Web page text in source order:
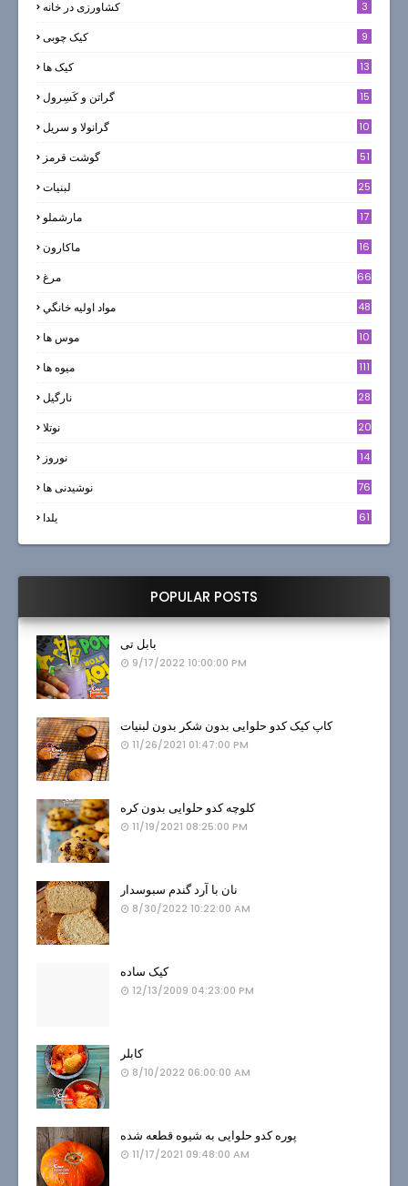
کشاورزی در خانه 3
کیک چوبی 9
کیک ها
13
گراتن و كَسِرول 15
گرانولا و سريل 10
گوشت قرمز 51
لبنيات 25
مارشملو 17
ماکارون 16
مرغ 66
مواد اوليه خانگي 48
موس ها 10
میوه ها 111
نارگيل 28
نوتلا 20
نوروز
14
نوشیدنی ها 76
یلدا 61
POPULAR POSTS
بابل تی
9/17/2022 10:00:00 PM
کاپ کیک کدو حلوایی بدون شکر بدون لبنیات
11/26/2021 01:47:00 PM
کلوچه کدو حلوایی بدون کره
11/19/2021 08:25:00 PM
نان با آرد گندم سبوسدار
8/30/2022 10:22:00 AM
کیک ساده
12/13/2009 04:23:00 PM
کابلر
8/10/2022 06:00:00 AM
پوره کدو حلوایی به شیوه قطعه شده
11/17/2021 09:48:00 AM